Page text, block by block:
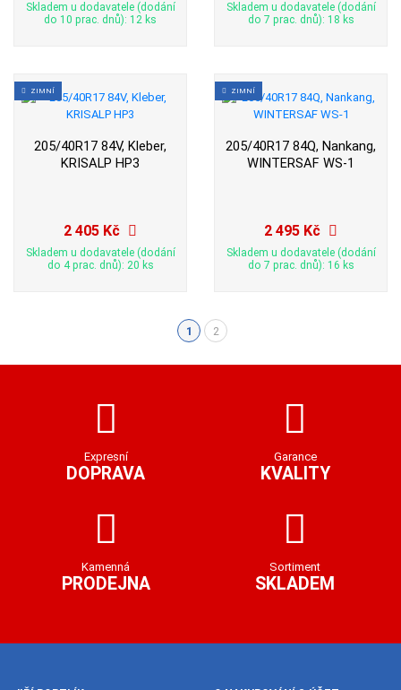
Skladem u dodavatele (dodání
do 10 prac. dnů): 12 ks
Skladem u dodavatele (dodání
do 7 prac. dnů): 18 ks
ZIMNÍ
205/40R17 84V, Kleber,
KRISALP HP3
2 405 Kč
Skladem u dodavatele (dodání
do 4 prac. dnů): 20 ks
ZIMNÍ
205/40R17 84Q, Nankang,
WINTERSAF WS-1
2 495 Kč
Skladem u dodavatele (dodání
do 7 prac. dnů): 16 ks
1(aktuální)
2
Expresní
DOPRAVA
Garance
KVALITY
Kamenná
PRODEJNA
Sortiment
SKLADEM